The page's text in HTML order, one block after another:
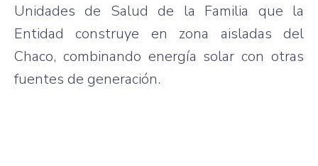
Unidades de Salud de la Familia que la
Entidad construye en zona aisladas del
Chaco, combinando energía solar con otras
fuentes de generación.